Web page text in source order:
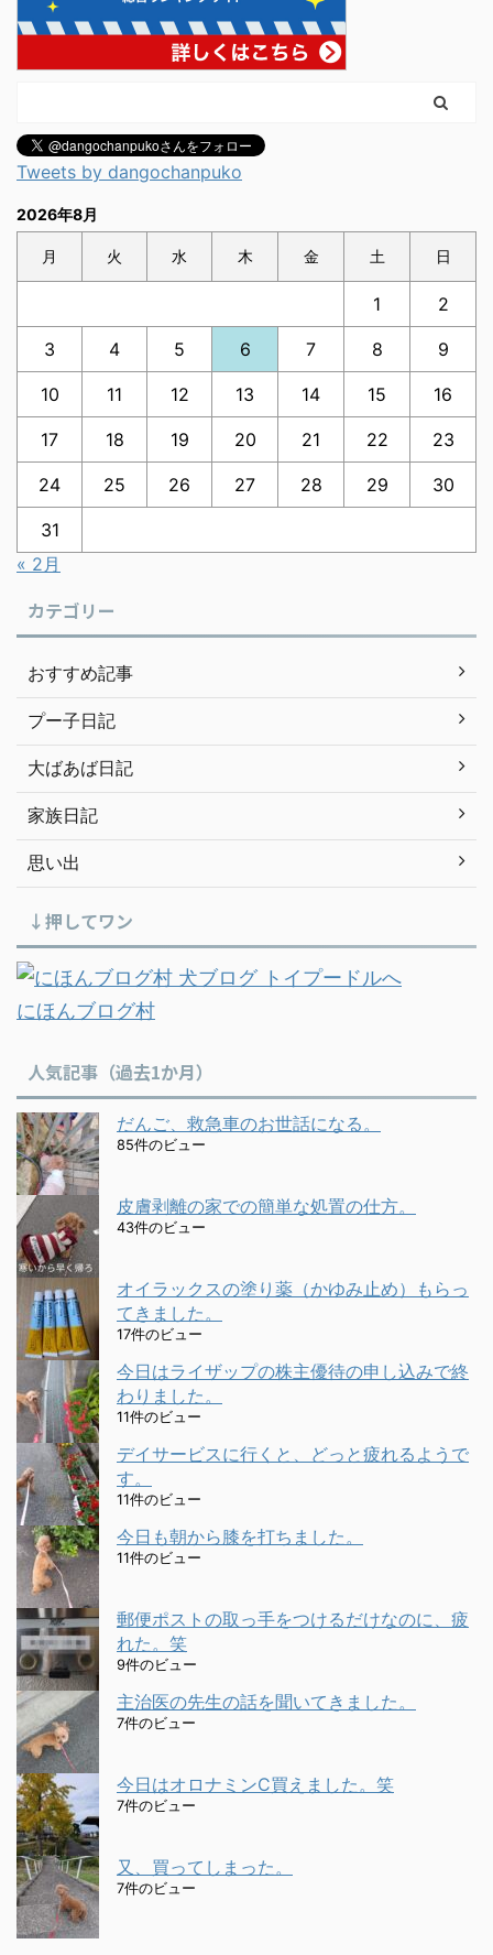
Tweets by dangochanpuko
2026年8月
月 火 水 木 金 土 日
1 2
3 4 5 6 7 8 9
10 11 12 13 14 15 16
17 18 19 20 21 22 23
24 25 26 27 28 29 30
31
« 2月
カテゴリー
おすすめ記事
プー子日記
大ばあば日記
家族日記
思い出
↓押してワン
にほんブログ村
人気記事（過去1か月）
だんご、救急車のお世話になる。
85件のビュー
皮膚剥離の家での簡単な処置の仕方。
43件のビュー
オイラックスの塗り薬（かゆみ止め）もらっ
てきました。
17件のビュー
今日はライザップの株主優待の申し込みで終
わりました。
11件のビュー
デイサービスに行くと、どっと疲れるようで
す。
11件のビュー
今日も朝から膝を打ちました。
11件のビュー
郵便ポストの取っ手をつけるだけなのに、疲
れた。笑
9件のビュー
主治医の先生の話を聞いてきました。
7件のビュー
今日はオロナミンC買えました。笑
7件のビュー
又、買ってしまった。
7件のビュー